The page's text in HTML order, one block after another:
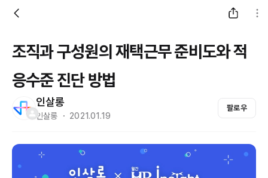
조직과 구성원의 재택근무 준비도와 적
응수준 진단 방법
인살롱
인살롱 ・ 2021.01.19
팔로우